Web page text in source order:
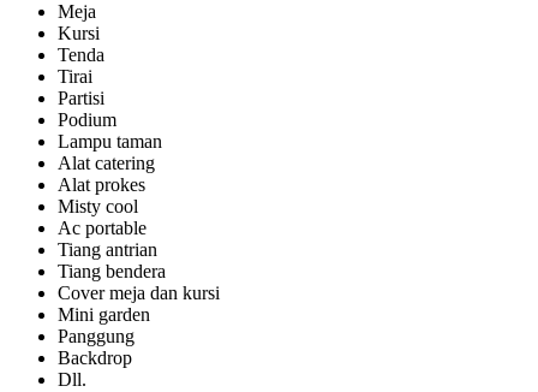
Meja
Kursi
Tenda
Tirai
Partisi
Podium
Lampu taman
Alat catering
Alat prokes
Misty cool
Ac portable
Tiang antrian
Tiang bendera
Cover meja dan kursi
Mini garden
Panggung
Backdrop
Dll.